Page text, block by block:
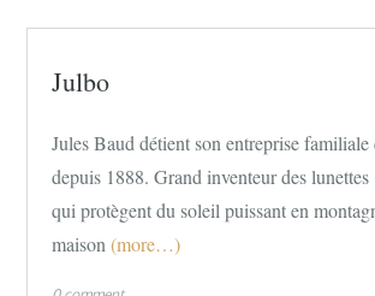
Julbo
Jules Baud détient son entreprise familiale
depuis 1888. Grand inventeur des
qui protègent du soleil puissant en
maison (more…)